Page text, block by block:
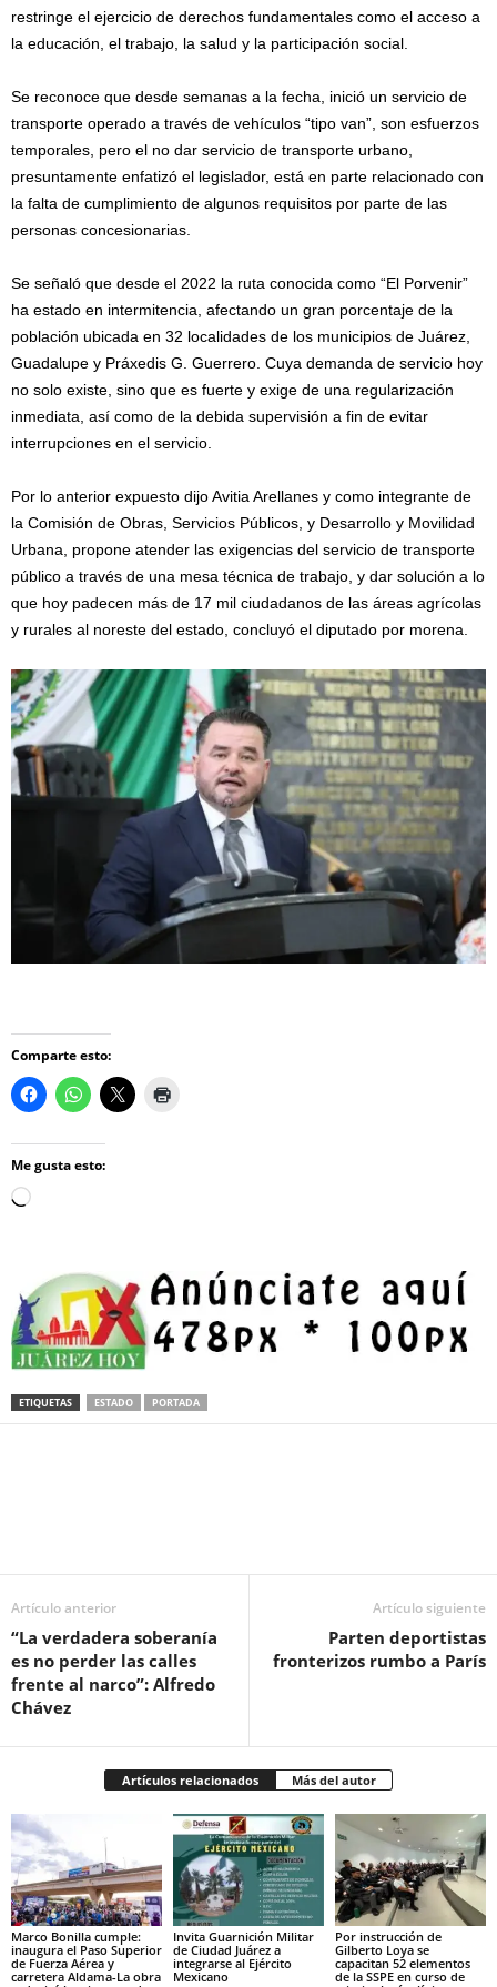
restringe el ejercicio de derechos fundamentales como el acceso a
la educación, el trabajo, la salud y la participación social.
Se reconoce que desde semanas a la fecha, inició un servicio de
transporte operado a través de vehículos “tipo van”, son esfuerzos
temporales, pero el no dar servicio de transporte urbano,
presuntamente enfatizó el legislador, está en parte relacionado con
la falta de cumplimiento de algunos requisitos por parte de las
personas concesionarias.
Se señaló que desde el 2022 la ruta conocida como “El Porvenir”
ha estado en intermitencia, afectando un gran porcentaje de la
población ubicada en 32 localidades de los municipios de Juárez,
Guadalupe y Práxedis G. Guerrero. Cuya demanda de servicio hoy
no solo existe, sino que es fuerte y exige de una regularización
inmediata, así como de la debida supervisión a fin de evitar
interrupciones en el servicio.
Por lo anterior expuesto dijo Avitia Arellanes y como integrante de
la Comisión de Obras, Servicios Públicos, y Desarrollo y Movilidad
Urbana, propone atender las exigencias del servicio de transporte
público a través de una mesa técnica de trabajo, y dar solución a lo
que hoy padecen más de 17 mil ciudadanos de las áreas agrícolas
y rurales al noreste del estado, concluyó el diputado por morena.
Comparte esto:
Me gusta esto:
Loading…
ETIQUETAS ESTADO PORTADA
Artículo anterior
“La verdadera soberanía
es no perder las calles
frente al narco”: Alfredo
Chávez
Artículo siguiente
Parten deportistas
fronterizos rumbo a París
Artículos relacionados Más del autor
Marco Bonilla cumple:
inaugura el Paso Superior
de Fuerza Aérea y
carretera Aldama-La obra
Invita Guarnición Militar
de Ciudad Juárez a
integrarse al Ejército
Mexicano
Por instrucción de
Gilberto Loya se
capacitan 52 elementos
de la SSPE en curso de